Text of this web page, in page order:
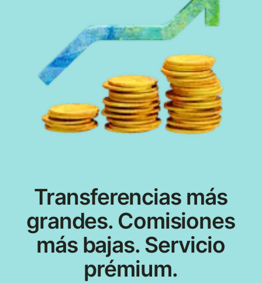
Transferencias más
grandes. Comisiones
más bajas. Servicio
prémium.